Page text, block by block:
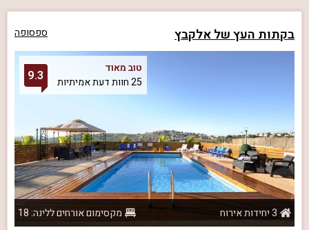
בקתות העץ של אלקבץ ספסופה
טוב מאוד
25 חוות דעת אמיתיות
9.3
3 יחידות אירוח
מקסימום אורחים ללינה: 18